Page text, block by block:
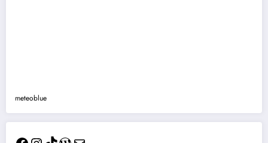
meteoblue